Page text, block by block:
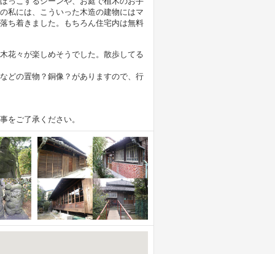
私には、こういった木造の建物にはマ
ち着きました。もちろん住宅内は無料
花々が楽しめそうでした。散歩してる
どの置物？銅像？がありますので、行
をご了承ください。